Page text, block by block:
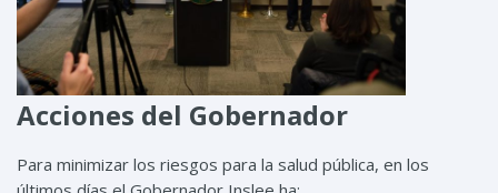
Acciones del Gobernador
Para minimizar los riesgos para la salud pública, en los